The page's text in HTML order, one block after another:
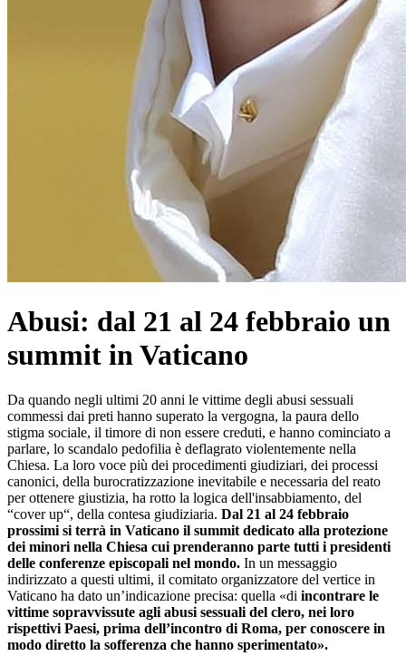
Abusi: dal 21 al 24 febbraio un
summit in Vaticano
Da quando negli ultimi 20 anni le vittime degli abusi sessuali
commessi dai preti hanno superato la vergogna, la paura dello
stigma sociale, il timore di non essere creduti, e hanno cominciato a
parlare, lo scandalo pedofilia è deflagrato violentemente nella
Chiesa. La loro voce più dei procedimenti giudiziari, dei processi
canonici, della burocratizzazione inevitabile e necessaria del reato
per ottenere giustizia, ha rotto la logica dell'insabbiamento, del
“cover up“, della contesa giudiziaria. Dal 21 al 24 febbraio
prossimi si terrà in Vaticano il summit dedicato alla protezione
dei minori nella Chiesa cui prenderanno parte tutti i presidenti
delle conferenze episcopali nel mondo. In un messaggio
indirizzato a questi ultimi, il comitato organizzatore del vertice in
Vaticano ha dato un’indicazione precisa: quella «di incontrare le
vittime sopravvissute agli abusi sessuali del clero, nei loro
rispettivi Paesi, prima dell’incontro di Roma, per conoscere in
modo diretto la sofferenza che hanno sperimentato».